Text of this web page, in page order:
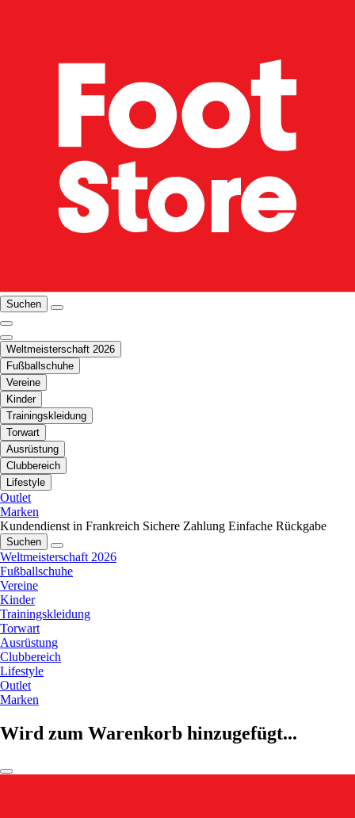
Suchen
Weltmeisterschaft 2026
Fußballschuhe
Vereine
Kinder
Trainingskleidung
Torwart
Ausrüstung
Clubbereich
Lifestyle
Outlet
Marken
Kundendienst in Frankreich Sichere Zahlung Einfache Rückgabe
Suchen
Weltmeisterschaft 2026
Fußballschuhe
Vereine
Kinder
Trainingskleidung
Torwart
Ausrüstung
Clubbereich
Lifestyle
Outlet
Marken
Wird zum Warenkorb hinzugefügt...